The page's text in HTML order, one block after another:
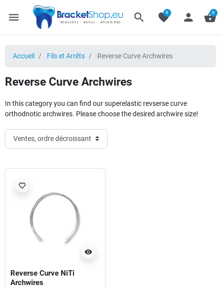
menu search favorite
0 person shopping_basket
0
Accueil Fils et Arrêts Reverse Curve Archwires
Reverse Curve Archwires
In this category you can find our superelastic revserse curve
orthodnotic archwires. Please choose the desired archwire size!
visibility
favorite_border
Reverse Curve NiTi
Archwires